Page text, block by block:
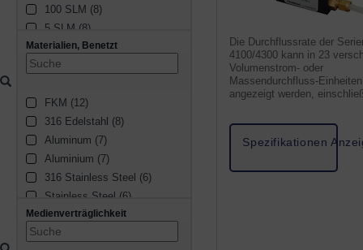
100 SLM (8)
5 SLM (8)
20 SCCM (8)
50 SLM (8)
10 SLM (7)
500 SCCM (7)
1 SLM (7)
20 SLM (7)
500 SLM (5)
250 SLM (4)
5 SCCM (4)
30 SLM (4)
Materialien, Benetzt
FKM (12)
316 Edelstahl (8)
Aluminum (7)
Aluminium (7)
316 Stainless Steel (6)
Stainless Steel (6)
Edelstahl (6)
Silikon (5)
Medienverträglichkeit
Die Durchflussrate der
4100/4300 kann in 23
Volumenstrom- oder
Massendurchfluss-Einheiten
angezeigt werden,
Spezifikationen